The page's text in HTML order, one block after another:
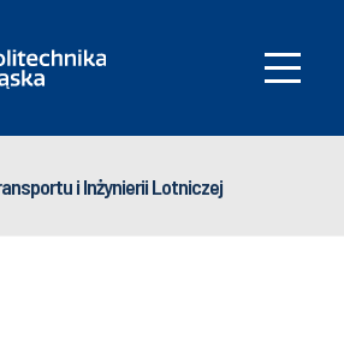
i Inżynierii Lotniczej